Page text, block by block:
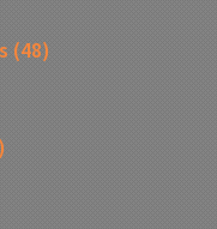
(48)